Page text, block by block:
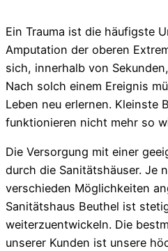
Ein Trauma ist die häufigste
Amputation der oberen
sich, innerhalb von
Nach solch einem Ereignis
Leben neu erlernen. Kleinste
funktionieren nicht mehr so
Die Versorgung mit einer
durch die Sanitätshäuser. Je
verschieden Möglichkeiten
Sanitätshaus Beuthel ist
weiterzuentwickeln. Die
unserer Kunden ist unsere